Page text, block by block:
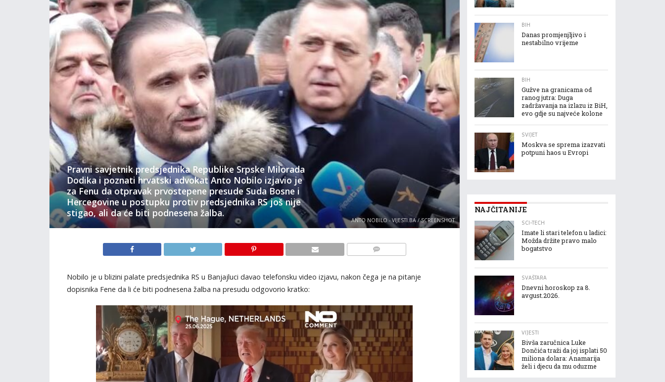
Pravni savjetnik predsjednika Republike Srpske Milorada
Dodika i poznati hrvatski advokat Anto Nobilo izjavio je
za Fenu da otpravak prvostepene presude Suda Bosne i
Hercegovine u postupku protiv predsjednika RS još nije
stigao, ali da će biti podnesena žalba.
ANTO NOBILO - VIJESTI.BA / SCREENSHOT
Nobilo je u blizini palate predsjednika RS u Banjajluci davao telefonsku video izjavu, nakon čega je na pitanje
dopisnika Fene da li će biti podnesena žalba na presudu odgovorio kratko:
BIH
Danas promjenjljivo i
nestabilno vrijeme
BIH
Gužve na granicama od
ranog jutra: Duga
zadržavanja na izlazu iz BiH,
evo gdje su najveće kolone
SVIJET
Moskva se sprema izazvati
potpuni haos u Evropi
NAJČITANIJE
SCI-TECH
Imate li stari telefon u ladici:
Možda držite pravo malo
bogatstvo
SVAŠTARA
Dnevni horoskop za 8.
avgust.2026.
VIJESTI
Bivša zaručnica Luke
Dončića traži da joj isplati 50
miliona dolara: Anamarija
želi i djecu da mu oduzme